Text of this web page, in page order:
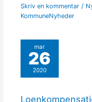
Skriv en kommentar /
KommuneNyheder
mar
26
2020